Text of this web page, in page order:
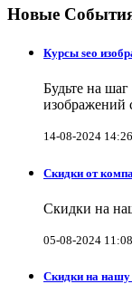
Новые
Курсы seo
Будьте на
изображений
14-08-2024 14:26
Скидки от
Скидки на
05-08-2024 11:08
Скидки на нашу